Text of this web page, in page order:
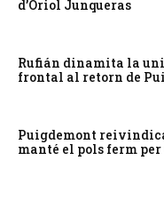
d’Oriol Junqueras
Rufián dinamita la
frontal al retorn de
Puigdemont
manté el pols ferm